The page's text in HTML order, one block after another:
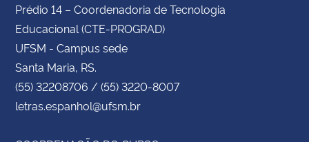
Prédio 14 – Coordenadoria de Tecnologia
Educacional (CTE-PROGRAD)
UFSM - Campus sede
Santa Maria, RS.
(55) 32208706 / (55) 3220-8007
letras.espanhol@ufsm.br